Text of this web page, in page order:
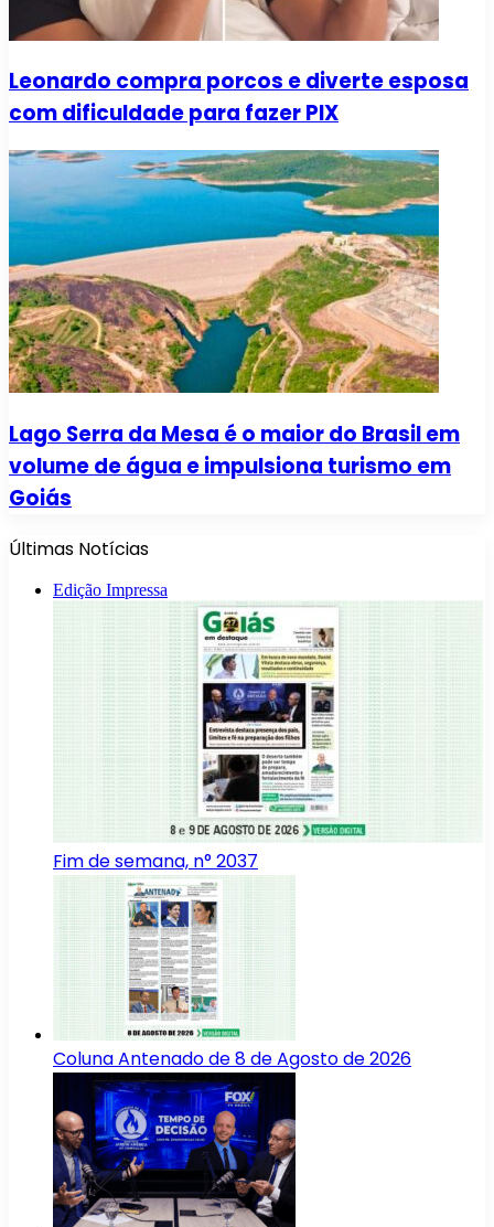
Leonardo compra porcos e diverte esposa
com dificuldade para fazer PIX
Lago Serra da Mesa é o maior do Brasil em
volume de água e impulsiona turismo em
Goiás
Últimas Notícias
Edição Impressa
Fim de semana, n° 2037
Coluna Antenado de 8 de Agosto de 2026